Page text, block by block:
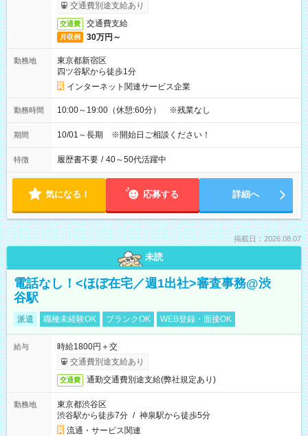
交通費別途支給あり
交通費 交通費支給
月収例 30万円～
勤務地
東京都新宿区
四ツ谷駅から徒歩1分
インターネット関連サービス企業
勤務時間 10:00～19:00（休憩:60分） ※残業なし
期間 10/01～長期 ※開始日ご相談ください！
特徴 履歴書不要 / 40～50代活躍中
気になる！ 応募する 詳細へ
掲載日：2026.08.07
未読
電話なし！<ほぼ在宅／週1出社>審査事務@渋
谷駅
派遣 職種未経験OK ブランクOK WEB登録・面接OK
給与
時給1800円＋交
交通費別途支給あり
交通費 通勤交通費別途支給(弊社規定あり)
勤務地
東京都渋谷区
渋谷駅から徒歩7分 / 神泉駅から徒歩5分
流通・サービス関連